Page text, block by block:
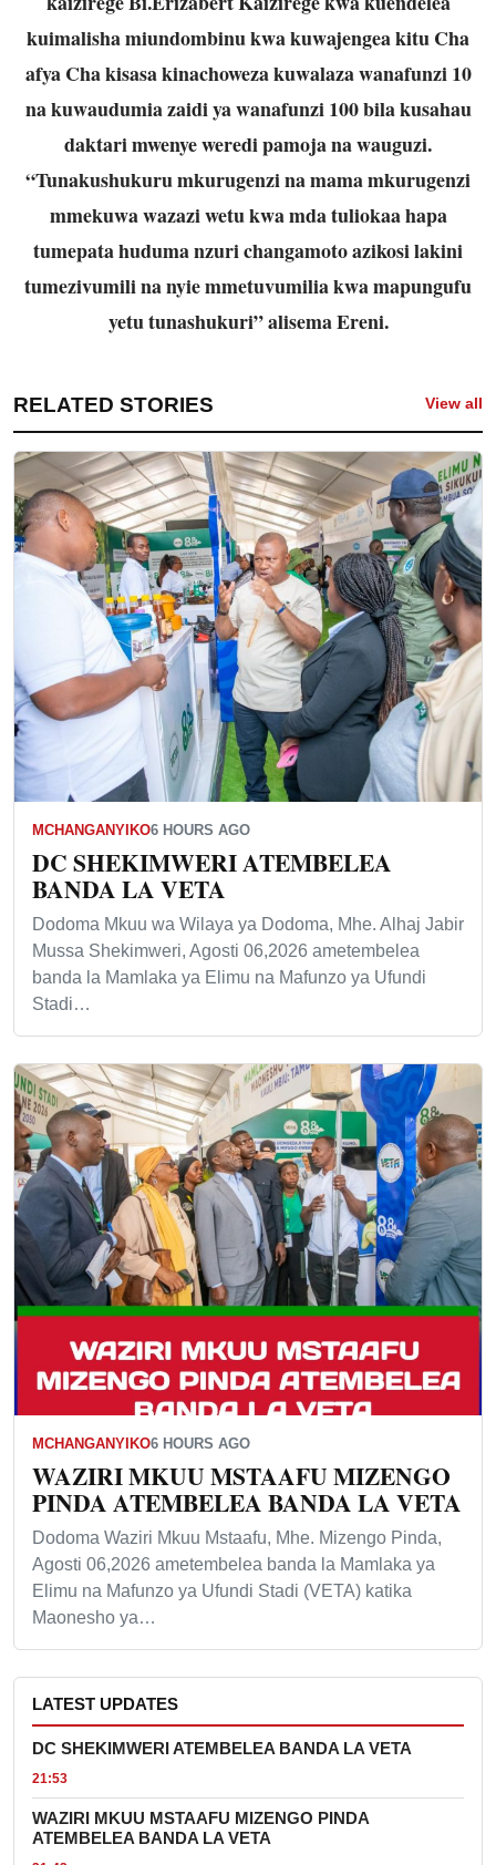
kuimalisha miundombinu kwa kuwajengea kitu Cha
afya Cha kisasa kinachoweza kuwalaza wanafunzi 10
na kuwaudumia zaidi ya wanafunzi 100 bila kusahau
daktari mwenye weredi pamoja na wauguzi.
“Tunakushukuru mkurugenzi na mama mkurugenzi
mmekuwa wazazi wetu kwa mda tuliokaa hapa
tumepata huduma nzuri changamoto azikosi lakini
tumezivumili na nyie mmetuvumilia kwa mapungufu
yetu tunashukuri” alisema Ereni.
RELATED STORIES View all
MCHANGANYIKO6 HOURS AGO
DC SHEKIMWERI ATEMBELEA
BANDA LA VETA
Dodoma Mkuu wa Wilaya ya Dodoma, Mhe. Alhaj Jabir
Mussa Shekimweri, Agosti 06,2026 ametembelea
banda la Mamlaka ya Elimu na Mafunzo ya Ufundi
Stadi…
MCHANGANYIKO6 HOURS AGO
WAZIRI MKUU MSTAAFU MIZENGO
PINDA ATEMBELEA BANDA LA VETA
Dodoma Waziri Mkuu Mstaafu, Mhe. Mizengo Pinda,
Agosti 06,2026 ametembelea banda la Mamlaka ya
Elimu na Mafunzo ya Ufundi Stadi (VETA) katika
Maonesho ya…
LATEST UPDATES
DC SHEKIMWERI ATEMBELEA BANDA LA VETA
21:53
WAZIRI MKUU MSTAAFU MIZENGO PINDA
ATEMBELEA BANDA LA VETA